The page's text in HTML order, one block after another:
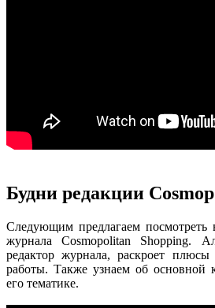
Будни редакции
Следующим предлагаем посмотреть
журнала Сosmopolitan Shopping.
редактор журнала, раскроет
работы. Также узнаем об основной
его тематике.